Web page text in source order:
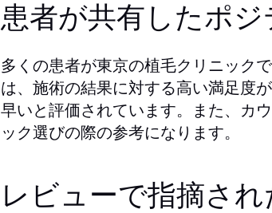
患者が共有したポ
多くの患者が東京の植毛クリニック
は、施術の結果に対する高い満足度
早いと評価されています。また、カ
ック選びの際の参考になります。
レビューで指摘さ